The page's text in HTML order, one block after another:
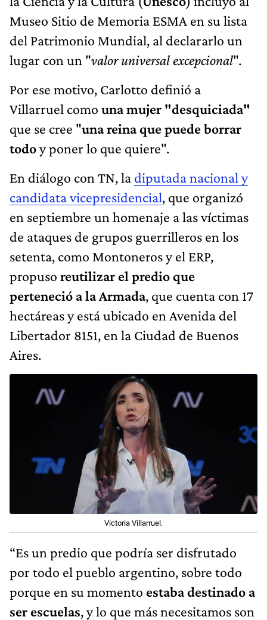
Museo Sitio de Memoria ESMA en su lista
del Patrimonio Mundial, al declararlo un
lugar con un "valor universal excepcional".
Por ese motivo, Carlotto definió a
Villarruel como una mujer "desquiciada"
que se cree "una reina que puede borrar
todoy poner lo que quiere".
En diálogo con TN, la diputada nacional y
candidata vicepresidencial, que organizó
en septiembre un homenaje a las víctimas
de ataques de grupos guerrilleros en los
setenta, como Montoneros y el ERP,
propuso reutilizar el predio que
perteneció a la Armada, que cuenta con 17
hectáreas y está ubicado en Avenida del
Libertador 8151, en la Ciudad de Buenos
Aires.
Victoria Villarruel.
“Es un predio que podría ser disfrutado
por todo el pueblo argentino, sobre todo
porque en su momento estaba destinado a
ser escuelas, y lo que más necesitamos son